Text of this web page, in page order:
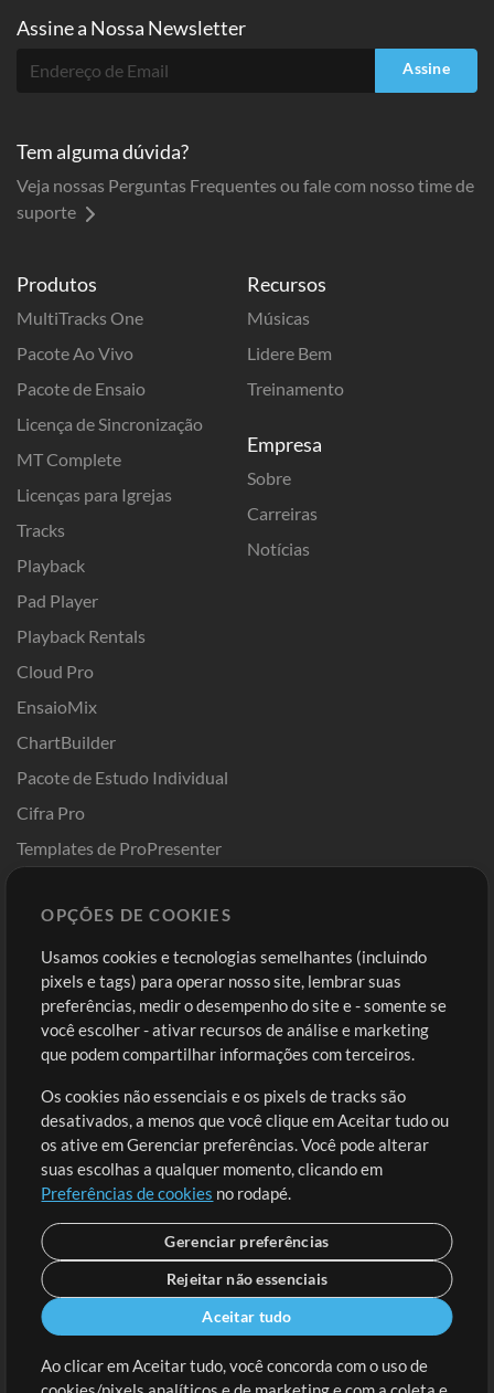
Produtos
MultiTracks One
Pacote Ao Vivo
Pacote de Ensaio
Licença de Sincronização
MT Complete
Licenças para Igrejas
Tracks
Playback
Pad Player
Playback Rentals
Cloud Pro
EnsaioMix
ChartBuilder
Pacote de Estudo Individual
Cifra Pro
Templates de ProPresenter
Recursos
Músicas
Lidere Bem
Treinamento
Empresa
Sobre
Carreiras
Notícias
Comprar Créditos
Conteúdo Grátis
Solicite uma Música
Extras
Sessões
Envie seu conteúdo
Playlist
MT Conference
Entre
Cadastre-se
Ir ao carrinho
Assine a Nossa Newsletter
Assine
Tem alguma dúvida?
Veja nossas Perguntas Frequentes ou fale com nosso time de
suporte
OPÇÕES DE COOKIES
Usamos cookies e tecnologias semelhantes (incluindo
pixels e tags) para operar nosso site, lembrar suas
preferências, medir o desempenho do site e - somente se
você escolher - ativar recursos de análise e marketing
que podem compartilhar informações com terceiros.
Os cookies não essenciais e os pixels de tracks são
desativados, a menos que você clique em Aceitar tudo ou
os ative em Gerenciar preferências. Você pode alterar
suas escolhas a qualquer momento, clicando em
Preferências de cookies no rodapé.
Gerenciar preferências
Rejeitar não essenciais
Aceitar tudo
Ao clicar em Aceitar tudo, você concorda com o uso de